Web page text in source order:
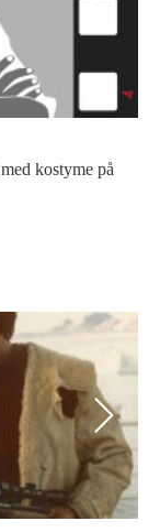
med kostyme på
Next